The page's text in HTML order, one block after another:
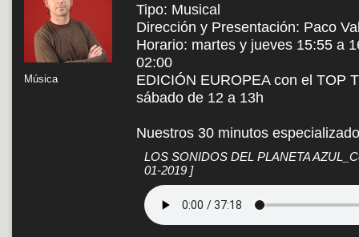
Música
Tipo: Musical
Dirección y Presentación: Paco
Horario: martes y jueves 15:55 a
02:00
EDICIÓN EUROPEA con el TOP
sábado de 12 a 13h
Nuestros 30 minutos
LOS SONIDOS DEL PLANETA
01-2019 ]